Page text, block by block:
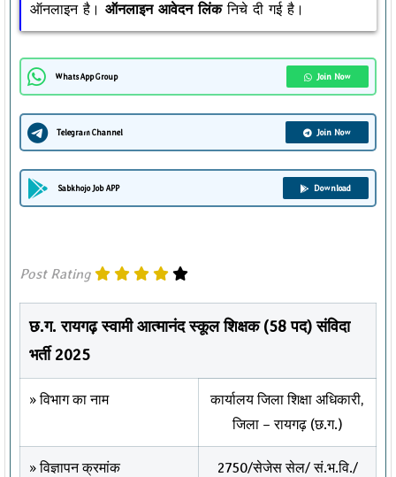
ऑनलाइन है। ऑनलाइन आवेदन लिंकनिचे दी गई है।
WhatsApp Group Join Now
Telegram Channel Join Now
Sabkhojo Job APP Download
Post Rating
छ.ग. रायगढ़ स्वामी आत्मानंद स्कूल शिक्षक (58 पद) संविदा
भर्ती 2025
» विभाग का नाम
कार्यालय जिला शिक्षा अधिकारी,
जिला – रायगढ़ (छ.ग.)
» विज्ञापन क्रमांक
2750/सेजेस सेल/ सं.भ.वि./